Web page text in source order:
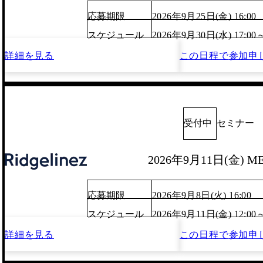
応募期限
2026年9月25日(金) 16:00
スケジュール
2026年9月30日(水) 17:00
詳細を見る この日程で参加申
受付中 セミナー
2026年9月11日(金)
応募期限
2026年9月8日(火) 16:00
スケジュール
2026年9月11日(金) 12:00
詳細を見る この日程で参加申